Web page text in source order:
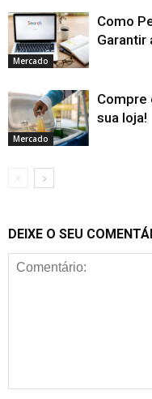
Mercado
Como
Garantir
Mercado
Compre
sua loja!
DEIXE O SEU